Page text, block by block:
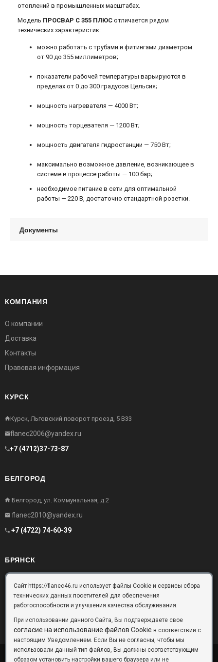
отоплений в промышленных масштабах.
Модель ПРОСВАР С 355 ПЛЮС отличается рядом
технических характеристик:
можно работать с трубами и фитингами диаметром
от 90 до 355 миллиметров;
показатели рабочей температуры варьируются в
пределах от 0 до 300 градусов Цельсия;
мощность нагревателя — 4000 Вт;
мощность торцевателя — 1200 Вт;
мощность двигателя гидростанции — 750 Вт;
максимально возможное давление, возникающее в
системе в процессе работы — 100 бар;
необходимое питание в сети для оптимальной
работы — 220 В, достаточно стандартной розетки.
Документы
КОМПАНИЯ
О компании
Доставка
Контакты
Правовая информация
КУРСК
Курск, Льговский поворот проезд, 5 В33
flanec2006@yandex.ru
+7 (4712)37-73-87
БЕЛГОРОД
Белгород, ул. Коммунальная, д.2
flanec2010@yandex.ru
+7 (4722) 74-60-39
БРЯНСК
Брянск, Московский проезд, д.10, офис 3
flanec32@yandex.ru
Сайт https://flanec46.ru использует файлы Cookie и сервисы сбора
технических данных посетителей для обеспечения
работоспособности и улучшения качества обслуживания.
При использовании данного Сайта, Вы подтверждаете свое
согласие на использование файлов Cookie в соответствии с
настоящим Уведомлением. Если Вы не согласны, чтобы мы
использовали данный тип файлов, Вы должны соответствующим
образом установить настройки вашего браузера или не